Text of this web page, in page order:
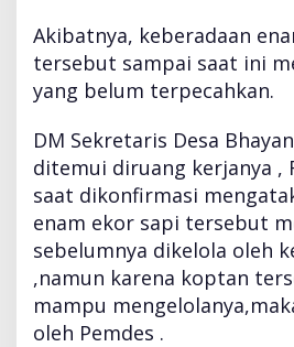
n
h
a
a
n
k
a
r
a
Akibatnya, keberadaan
tersebut sampai saat ini
yang belum terpecahkan.
DM Sekretaris Desa
ditemui diruang kerjanya ,
saat dikonfirmasi
enam ekor sapi tersebut
sebelumnya dikelola oleh
,namun karena koptan
mampu
oleh Pemdes .